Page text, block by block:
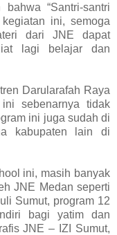
“Santri-santri
ini, semoga
dari JNE dapat
lagi belajar dan
Darularafah Raya
sebenarnya tidak
ini juga sudah di
kabupaten lain di
ini, masih banyak
JNE Medan seperti
Sumut, program 12
bagi yatim dan
JNE – IZI Sumut,